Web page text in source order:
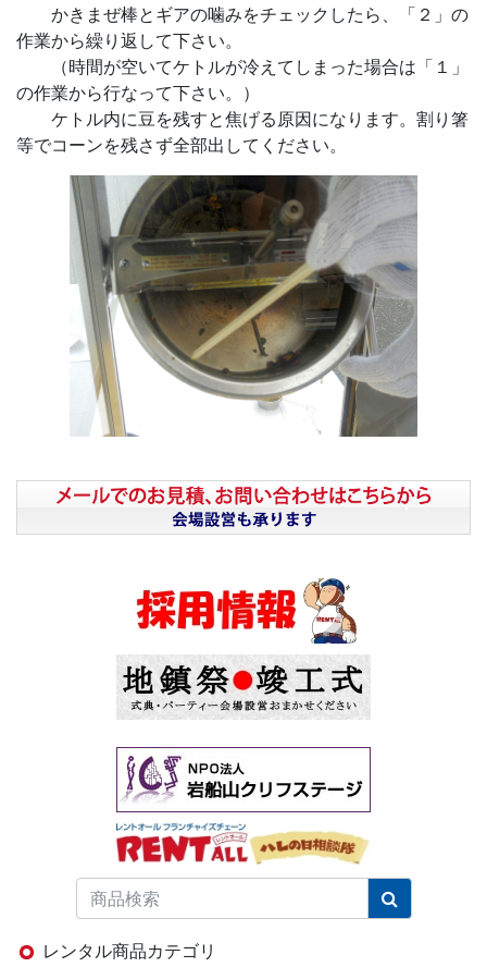
かきまぜ棒とギアの噛みをチェックしたら、「２」の
作業から繰り返して下さい。
（時間が空いてケトルが冷えてしまった場合は「１」
の作業から行なって下さい。）
ケトル内に豆を残すと焦げる原因になります。割り箸
等でコーンを残さず全部出してください。
レンタル商品カテゴリ